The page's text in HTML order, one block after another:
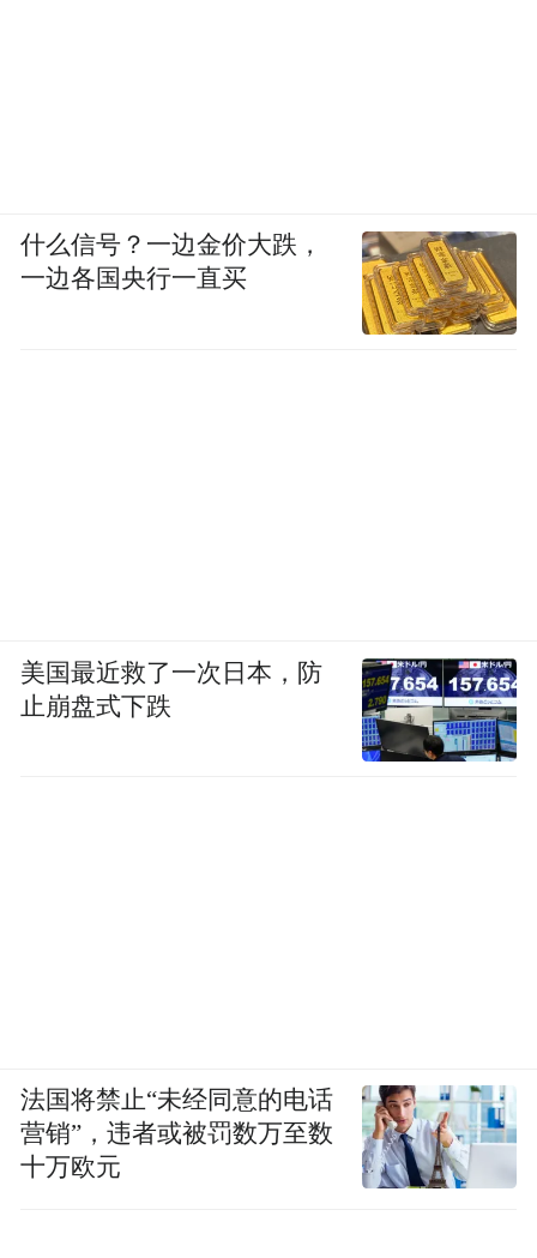
什么信号？一边金价大跌，
一边各国央行一直买
美国最近救了一次日本，防
止崩盘式下跌
法国将禁止“未经同意的电话
营销”，违者或被罚数万至数
十万欧元